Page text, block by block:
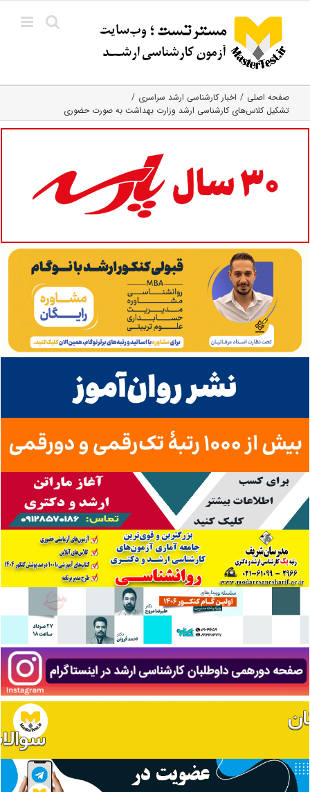
content
صفحه اصلی
اخبار کارشناسی ارشد سراسری
تشکیل کلاس‌های کارشناسی ارشد وزارت بهداشت به صورت حضوری